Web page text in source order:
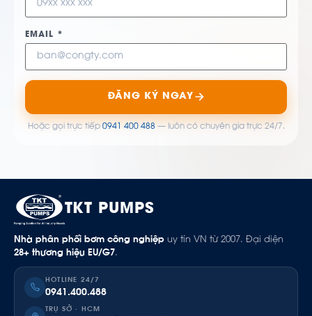
EMAIL *
ĐĂNG KÝ NGAY
Hoặc gọi trực tiếp 0941 400 488— luôn có chuyên gia trực 24/7.
TKT PUMPS
Nhà phân phối bơm công nghiệp uy tín VN từ 2007. Đại diện
28+ thương hiệu EU/G7.
HOTLINE 24/7
0941.400.488
TRỤ SỞ · HCM